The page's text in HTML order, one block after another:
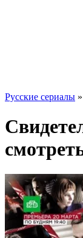
Русские сериалы »